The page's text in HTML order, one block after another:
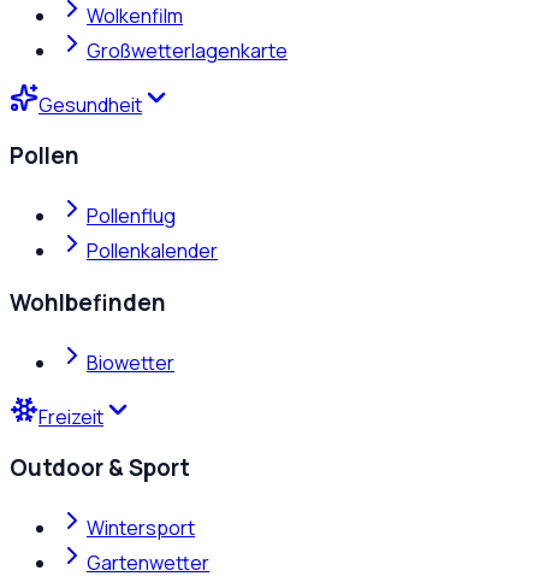
Wolkenfilm
Großwetterlagenkarte
Gesundheit
Pollen
Pollenflug
Pollenkalender
Wohlbefinden
Biowetter
Freizeit
Outdoor & Sport
Wintersport
Gartenwetter